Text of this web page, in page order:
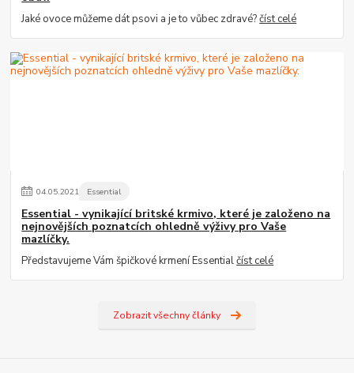
Jaké ovoce můžeme dát psovi a je to vůbec zdravé?číst celé
04.05.2021 Essential
Essential - vynikající britské krmivo, které je založeno na
nejnovějších poznatcích ohledně výživy pro Vaše
mazlíčky.
Představujeme Vám špičkové krmení Essentialčíst celé
Zobrazit všechny články